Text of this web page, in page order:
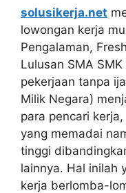
solusikerja.net
lowongan kerja
Pengalaman,
Lulusan SMA
pekerjaan tanpa
Milik Negara)
para pencari
yang memadai
tinggi
lainnya. Hal inilah
kerja berlomba-